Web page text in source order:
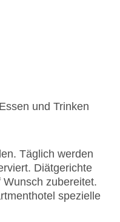
Gebühr
1
Täglich werden
Diätgerichte
zubereitet.
spezielle